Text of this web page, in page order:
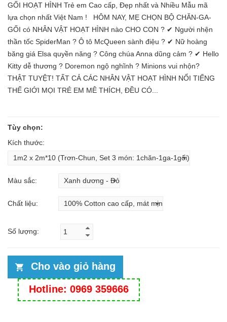
GỐI HOẠT HÌNH Trẻ em Cao cấp, Đẹp nhất và Nhiều Mẫu mã
lựa chọn nhất Việt Nam ! HÔM NAY, MẸ CHỌN BỘ CHĂN-GA-
GỐI có NHÂN VẬT HOẠT HÌNH nào CHO CON ? ✔ Người nhện
thần tốc SpiderMan ? Ô tô McQueen sành điệu ? ✔ Nữ hoàng
băng giá Elsa quyền năng ? Công chúa Anna dũng cảm ? ✔ Hello
Kitty dễ thương ? Doremon ngộ nghĩnh ? Minions vui nhộn?
THẬT TUYỆT! TẤT CẢ CÁC NHÂN VẬT HOẠT HÌNH NỔI TIẾNG
THẾ GIỚI MỌI TRẺ EM MÊ THÍCH, ĐỀU CÓ...
Tùy chọn:
Kích thước:
Màu sắc:
Chất liệu:
Số lượng:
Cho vào giỏ hàng
Hotline: 0969 359666